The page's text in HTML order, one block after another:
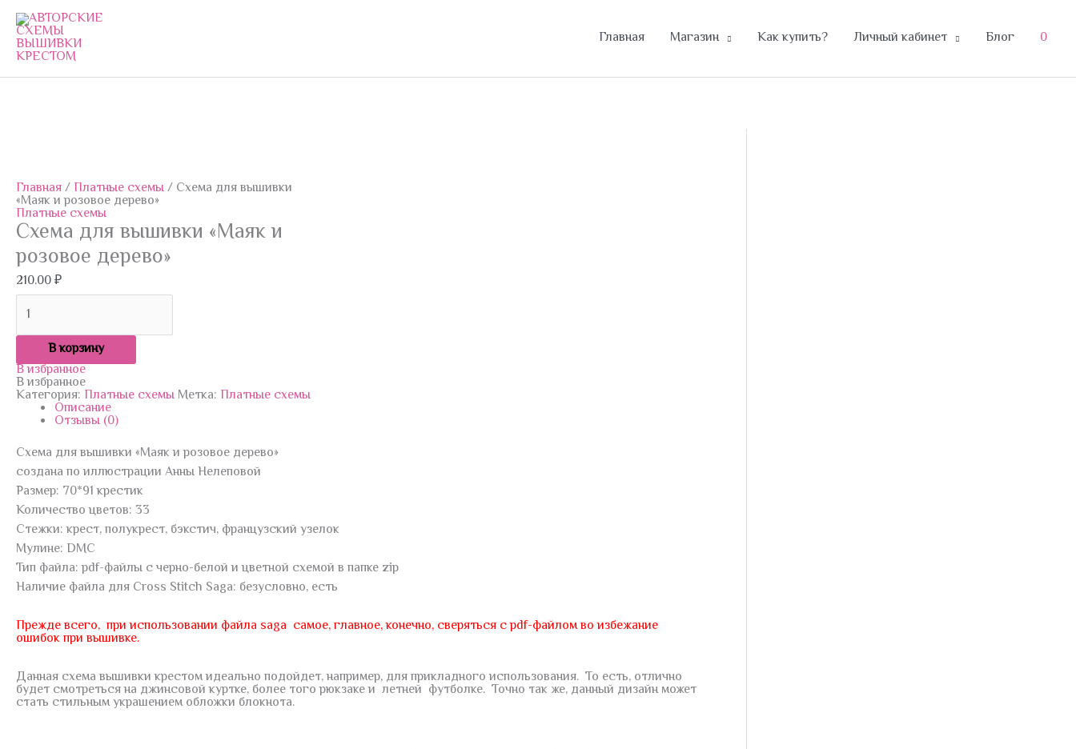
содержимому Главная Магазин Как купить? Личный кабинет Блог 0
Главная/Платные схемы/ Схема для вышивки
«Маяк и розовое дерево»
Платные схемы
Схема для вышивки «Маяк и
розовое дерево»
210.00₽
вышивки
"Маяк
и
розовое
дерево"
В корзину
В избранное
В избранное
Категория: Платные схемы Метка: Платные схемы
Описание
Отзывы (0)
Схема для вышивки «Маяк и розовое дерево»
создана по иллюстрации Анны Нелеповой
Размер: 70*91 крестик
Количество цветов: 33
Стежки: крест, полукрест, бэкстич, французский узелок
Мулине: DMC
Тип файла: pdf-файлы с черно-белой и цветной схемой в папке zip
Наличие файла для Cross Stitch Saga: безусловно, есть
Прежде всего, при использовании файла saga самое, главное, конечно, сверяться с pdf-файлом во избежание
ошибок при вышивке.
Данная схема вышивки крестом идеально подойдет, например, для прикладного использования. То есть, отлично
будет смотреться на джинсовой куртке, более того рюкзаке и летней футболке. Точно так же, данный дизайн может
стать стильным украшением обложки блокнота.